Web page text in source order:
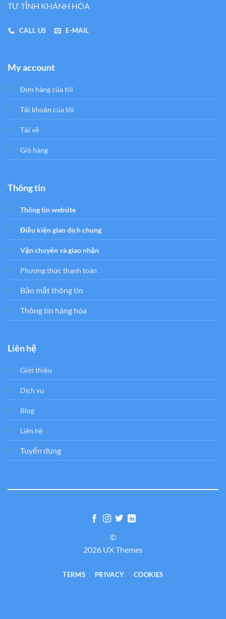
TƯ TỈNH KHÁNH HÒA
CALL US E-MAIL
My account
Đơn hàng của tôi
Tải khoản của tôi
Tải về
Giỏ hàng
Thông tin
Thông tin website
Điều kiện giao dịch chung
Vận chuyển và giao nhận
Phương thức thanh toán
Bảo mật thông tin
Thông tin hàng hóa
Liên hệ
Giới thiệu
Dịch vụ
Blog
Liên hệ
Tuyển dụng
©
2026 UX Themes
TERMS PRIVACY COOKIES